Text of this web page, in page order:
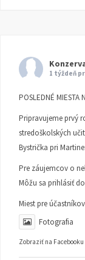
1 týždeň
POSLEDNÉ MIESTA
Pripravujeme prvý
stredoškolských
Bystrička pri Martine:
Pre záujemcov o
Môžu sa prihlásiť
Miest pre
Fotografia
Zobraziť na Facebooku